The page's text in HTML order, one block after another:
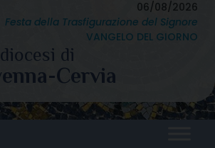
06/08/2026
Festa della Trasfigurazione del Signore
VANGELO DEL GIORNO